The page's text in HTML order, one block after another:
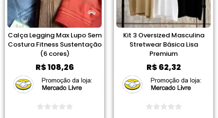
Calça Legging Max Lupo Sem
Costura Fitness Sustentação
(6 cores)
R$108,26
Kit 3 Oversized Masculina
Stretwear Básica Lisa
Premium
R$62,32